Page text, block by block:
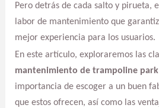
Pero detrás de cada salto y pirueta,
labor de mantenimiento que
mejor experiencia para los usuarios.
En este artículo, exploraremos las
mantenimiento de trampoline park
importancia de escoger a un buen
que estos ofrecen, así como las